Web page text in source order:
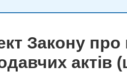
Закону про
актів